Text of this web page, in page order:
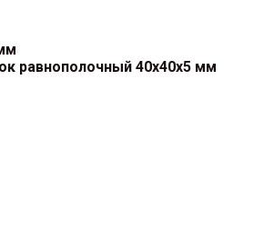
равнополочный 40х40х5 мм